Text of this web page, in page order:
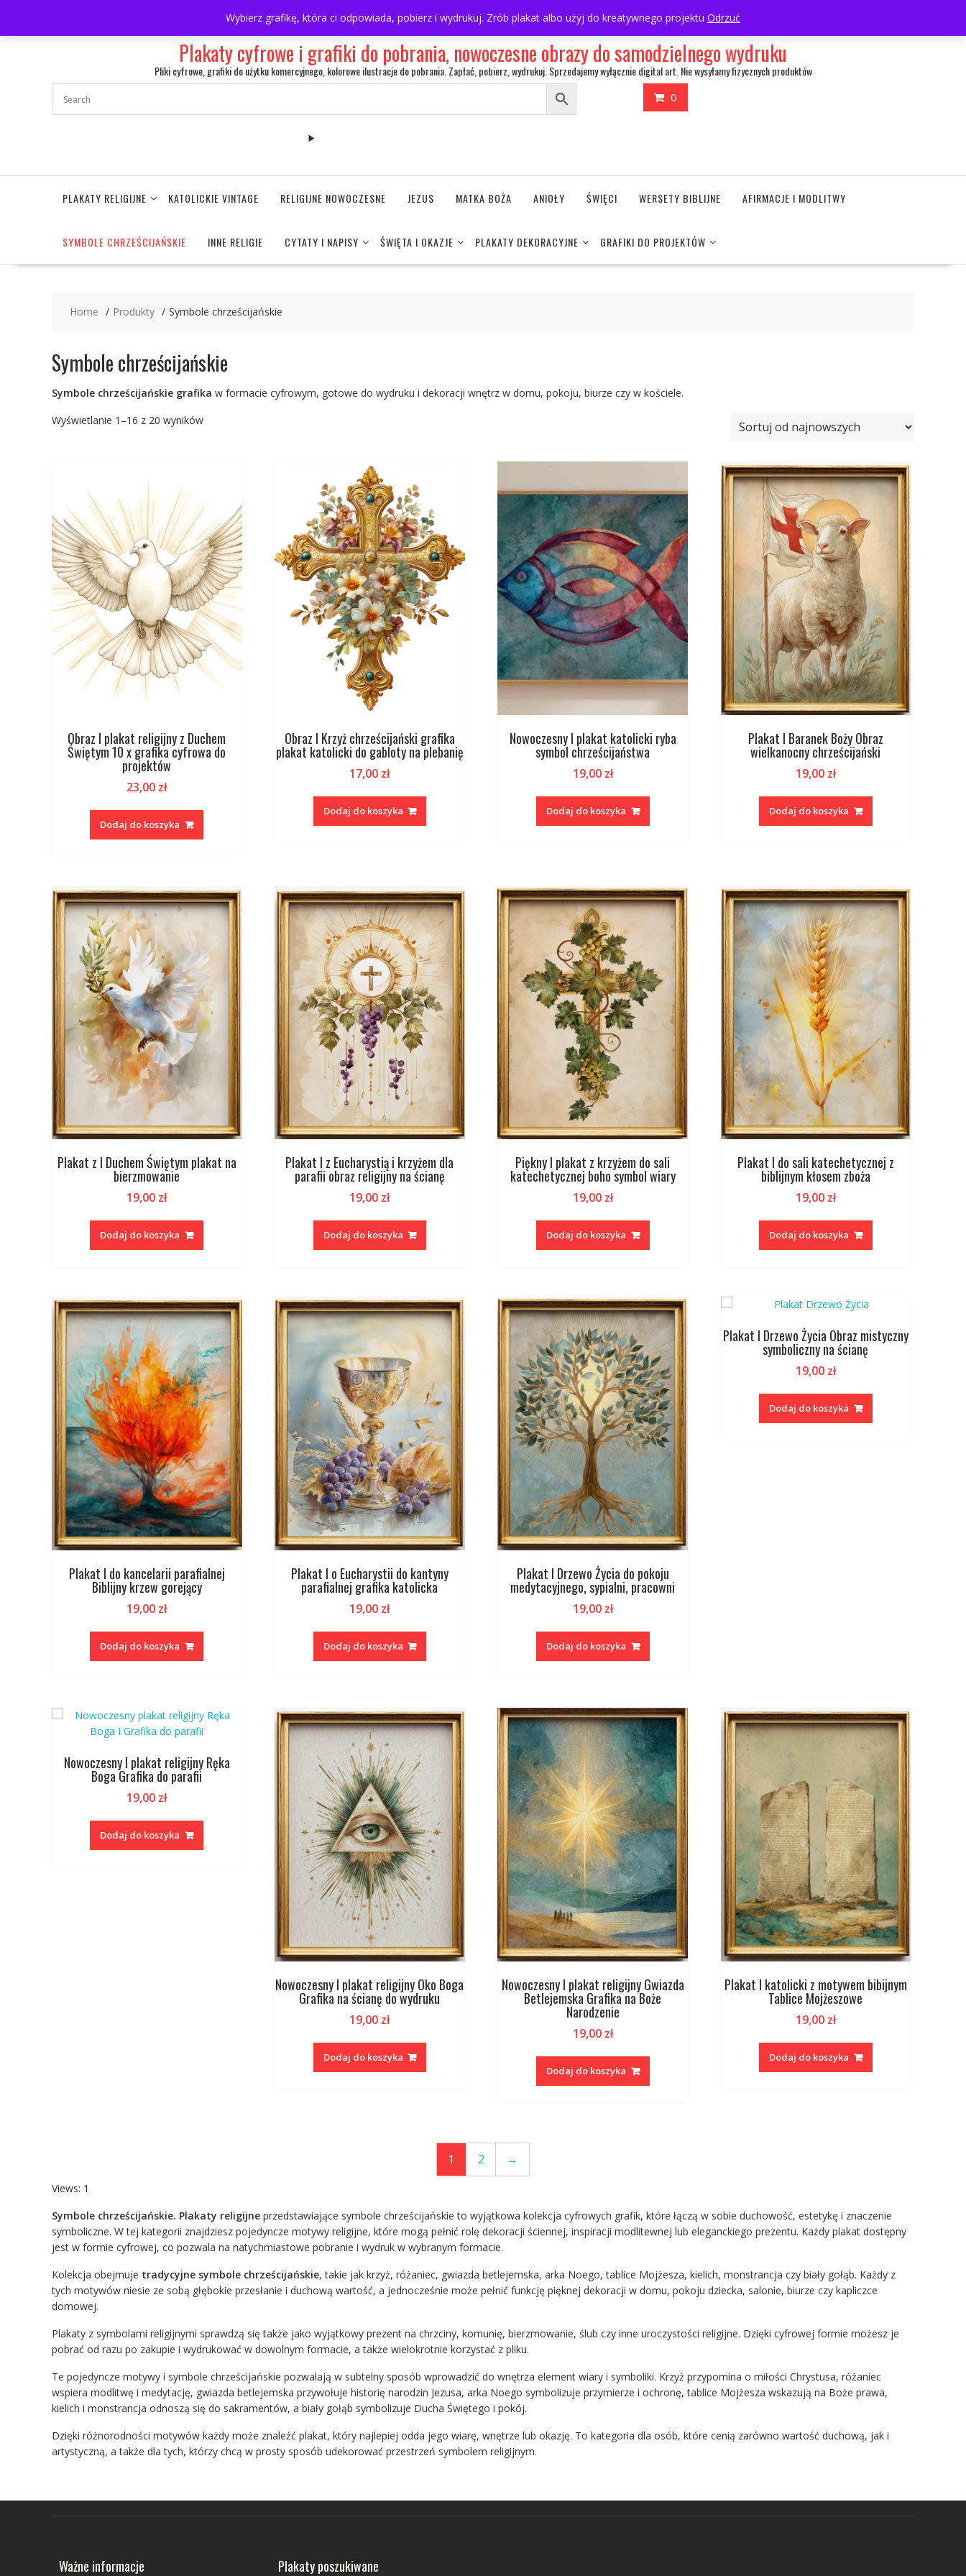
Wybierz grafikę, która ci odpowiada, pobierz i wydrukuj. Zrób plakat albo użyj do kreatywnego projektu Odrzuć
content
Plakaty cyfrowe i grafiki do pobrania, nowoczesne obrazy do samodzielnego wydruku
Pliki cyfrowe, grafiki do użytku komercyjnego, kolorowe ilustracje do pobrania. Zapłać, pobierz, wydrukuj. Sprzedajemy wyłącznie digital art. Nie wysyłamy fizycznych produktów
0
PLAKATY RELIGIJNE KATOLICKIE VINTAGE RELIGIJNE NOWOCZESNE JEZUS MATKA BOŻA ANIOŁY ŚWIĘCI WERSETY BIBLIJNE AFIRMACJE I MODLITWY
SYMBOLE CHRZEŚCIJAŃSKIE INNE RELIGIE CYTATY I NAPISY ŚWIĘTA I OKAZJE PLAKATY DEKORACYJNE GRAFIKI DO PROJEKTÓW
Home Produkty Symbole chrześcijańskie
Symbole chrześcijańskie
Symbole chrześcijańskie grafika w formacie cyfrowym, gotowe do wydruku i dekoracji wnętrz w domu, pokoju, biurze czy w kościele.
Wyświetlanie 1–16 z 20 wynikówPosortowane
Obraz I plakat religijny z Duchem
Świętym 10 x grafika cyfrowa do
projektów
23,00 zł
Dodaj do koszyka
Obraz I Krzyż chrześcijański grafika
plakat katolicki do gabloty na plebanię
17,00 zł
Dodaj do koszyka
Nowoczesny I plakat katolicki ryba
symbol chrześcijaństwa
19,00 zł
Dodaj do koszyka
Plakat I Baranek Boży Obraz
wielkanocny chrześcijański
19,00 zł
Dodaj do koszyka
Plakat z I Duchem Świętym plakat na
bierzmowanie
19,00 zł
Dodaj do koszyka
Plakat I z Eucharystią i krzyżem dla
parafii obraz religijny na ścianę
19,00 zł
Dodaj do koszyka
Piękny I plakat z krzyżem do sali
katechetycznej boho symbol wiary
19,00 zł
Dodaj do koszyka
Plakat I do sali katechetycznej z
biblijnym kłosem zboża
19,00 zł
Dodaj do koszyka
Plakat I do kancelarii parafialnej
Biblijny krzew gorejący
19,00 zł
Dodaj do koszyka
Plakat I o Eucharystii do kantyny
parafialnej grafika katolicka
19,00 zł
Dodaj do koszyka
Plakat I Drzewo Życia do pokoju
medytacyjnego, sypialni, pracowni
19,00 zł
Dodaj do koszyka
Plakat I Drzewo Życia Obraz mistyczny
symboliczny na ścianę
19,00 zł
Dodaj do koszyka
Nowoczesny I plakat religijny Ręka
Boga Grafika do parafii
19,00 zł
Dodaj do koszyka
Nowoczesny I plakat religijny Oko Boga
Grafika na ścianę do wydruku
19,00 zł
Dodaj do koszyka
Nowoczesny I plakat religijny Gwiazda
Betlejemska Grafika na Boże
Narodzenie
19,00 zł
Dodaj do koszyka
Plakat I katolicki z motywem bibijnym
Tablice Mojżeszowe
19,00 zł
Dodaj do koszyka
1 2 →
Views: 1
Symbole chrześcijańskie. Plakaty religijne przedstawiające symbole chrześcijańskie to wyjątkowa kolekcja cyfrowych grafik, które łączą w sobie duchowość, estetykę i znaczenie
symboliczne. W tej kategorii znajdziesz pojedyncze motywy religijne, które mogą pełnić rolę dekoracji ściennej, inspiracji modlitewnej lub eleganckiego prezentu. Każdy plakat dostępny
jest w formie cyfrowej, co pozwala na natychmiastowe pobranie i wydruk w wybranym formacie.
Kolekcja obejmuje tradycyjne symbole chrześcijańskie, takie jak krzyż, różaniec, gwiazda betlejemska, arka Noego, tablice Mojżesza, kielich, monstrancja czy biały gołąb. Każdy z
tych motywów niesie ze sobą głębokie przesłanie i duchową wartość, a jednocześnie może pełnić funkcję pięknej dekoracji w domu, pokoju dziecka, salonie, biurze czy kapliczce
domowej.
Plakaty z symbolami religijnymi sprawdzą się także jako wyjątkowy prezent na chrzciny, komunię, bierzmowanie, ślub czy inne uroczystości religijne. Dzięki cyfrowej formie możesz je
pobrać od razu po zakupie i wydrukować w dowolnym formacie, a także wielokrotnie korzystać z pliku.
Te pojedyncze motywy i symbole chrześcijańskie pozwalają w subtelny sposób wprowadzić do wnętrza element wiary i symboliki. Krzyż przypomina o miłości Chrystusa, różaniec
wspiera modlitwę i medytację, gwiazda betlejemska przywołuje historię narodzin Jezusa, arka Noego symbolizuje przymierze i ochronę, tablice Mojżesza wskazują na Boże prawa,
kielich i monstrancja odnoszą się do sakramentów, a biały gołąb symbolizuje Ducha Świętego i pokój.
Dzięki różnorodności motywów każdy może znaleźć plakat, który najlepiej odda jego wiarę, wnętrze lub okazję. To kategoria dla osób, które cenią zarówno wartość duchową, jak i
artystyczną, a także dla tych, którzy chcą w prosty sposób udekorować przestrzeń symbolem religijnym.
Ważne informacje Plakaty poszukiwane